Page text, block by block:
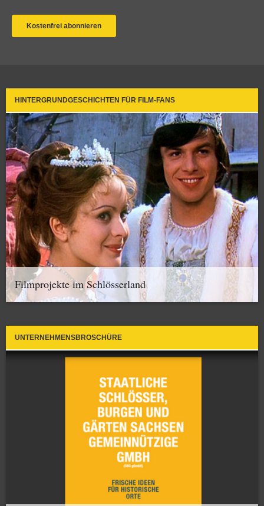
HINTERGRUNDGESCHICHTEN FÜR FILM-FANS
Filmprojekte im Schlösserland
UNTERNEHMENSBROSCHÜRE